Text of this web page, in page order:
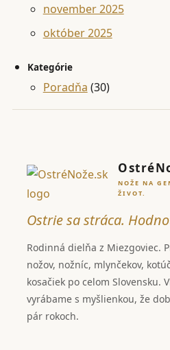
november 2025
október 2025
Kategórie
Poradňa (30)
NOŽE NA
ŽIVOT.
Ostrie sa stráca.
Rodinná dielňa z Miezgoviec.
nožov, nožníc, mlynčekov,
kosačiek po celom Slovensku.
vyrábame s myšlienkou, že
pár rokoch.